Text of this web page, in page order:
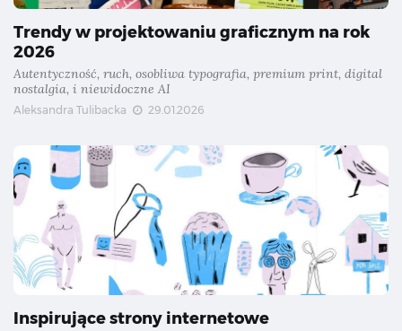
Trendy w projektowaniu graficznym na rok
2026
Autentyczność, ruch, osobliwa typografia, premium print, digital
nostalgia, i niewidoczne AI
Aleksandra Tulibacka 29.01.2026
Inspirujące strony internetowe